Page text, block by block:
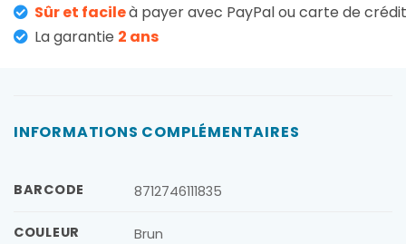
Sûr et facileà payer avec PayPal ou carte de crédit
La garantie 2 ans
INFORMATIONS COMPLÉMENTAIRES
BARCODE 8712746111835
COULEUR Brun